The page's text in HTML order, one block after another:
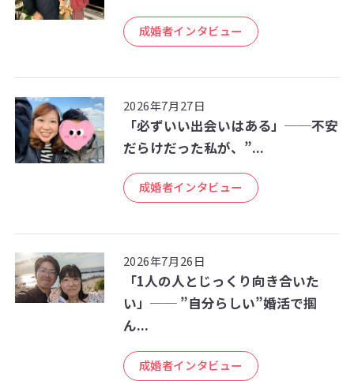
成婚者インタビュー
2026年7月27日
「必ずいい出会いはある」──不安
だらけだった私が、”...
成婚者インタビュー
2026年7月26日
「1人の人とじっくり向き合いた
い」── ”自分らしい”婚活で掴
ん...
成婚者インタビュー